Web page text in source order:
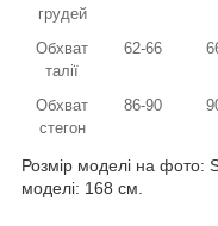
грудей
Обхват
талії
62-66
Обхват
стегон
86-90
Розмір моделі на фото:
моделі: 168 см.